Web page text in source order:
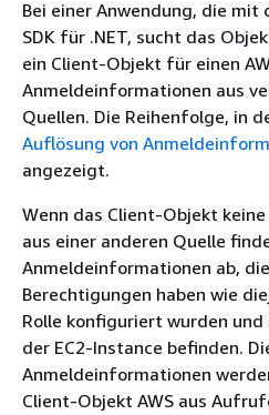
Bei einer Anwendung, die mit
SDK für .NET, sucht das
ein Client-Objekt für einen
Anmeldeinformationen aus
Quellen. Die Reihenfolge, in
Auflösung von
angezeigt.
Wenn das Client-Objekt
aus einer anderen Quelle
Anmeldeinformationen ab,
Berechtigungen haben wie
Rolle konfiguriert wurden
der EC2-Instance befinden.
Anmeldeinformationen
Client-Objekt AWS aus